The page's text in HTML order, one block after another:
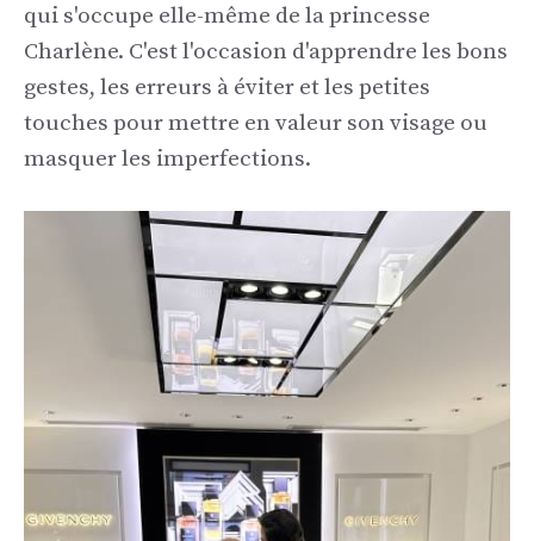
qui s'occupe elle-même de la princesse
Charlène. C'est l'occasion d'apprendre les bons
gestes, les erreurs à éviter et les petites
touches pour mettre en valeur son visage ou
masquer les imperfections.